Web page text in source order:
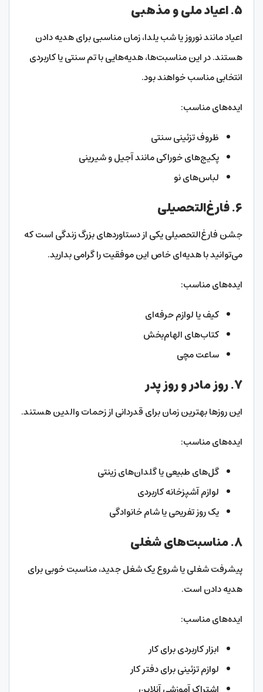
۵. اعیاد ملی و مذهبی
اعیاد مانند نوروز یا شب یلدا، زمان مناسبی برای هدیه دادن
هستند. در این مناسبت‌ها، هدیه‌هایی با تم سنتی یا کاربردی
انتخابی مناسب خواهند بود.
ایده‌های مناسب:
ظروف تزئینی سنتی
پکیج‌های خوراکی مانند آجیل و شیرینی
لباس‌های نو
۶. فارغ‌التحصیلی
جشن فارغ‌التحصیلی یکی از دستاوردهای بزرگ زندگی است که
می‌توانید با هدیه‌ای خاص این موفقیت را گرامی بدارید.
ایده‌های مناسب:
کیف یا لوازم حرفه‌ای
کتاب‌های الهام‌بخش
ساعت مچی
۷. روز مادر و روز پدر
این روزها بهترین زمان برای قدردانی از زحمات والدین هستند.
ایده‌های مناسب:
گل‌های طبیعی یا گلدان‌های زینتی
لوازم آشپزخانه کاربردی
یک روز تفریحی یا شام خانوادگی
۸. مناسبت‌های شغلی
پیشرفت شغلی یا شروع یک شغل جدید، مناسبت خوبی برای
هدیه دادن است.
ایده‌های مناسب:
ابزار کاربردی برای کار
لوازم تزئینی برای دفتر کار